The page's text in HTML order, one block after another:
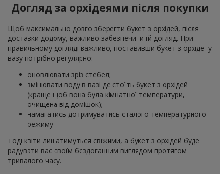
Догляд за орхідеями після покупки
Щоб максимально довго зберегти букет з орхідей, після
доставки додому, важливо забезпечити їй догляд. При
правильному догляді важливо, поставивши букет з орхідеї у
вазу потрібно регулярно:
оновлювати зріз стебел;
змінювати воду в вазі де стоїть букет з орхідей
(краще щоб вона була кімнатної температури,
очищена від домішок);
намагатись дотримуватись сталого температурного
режиму
Тоді квіти лишатимуться свіжими, а букет з орхідей буде
радувати вас своїм бездоганним виглядом протягом
тривалого часу.